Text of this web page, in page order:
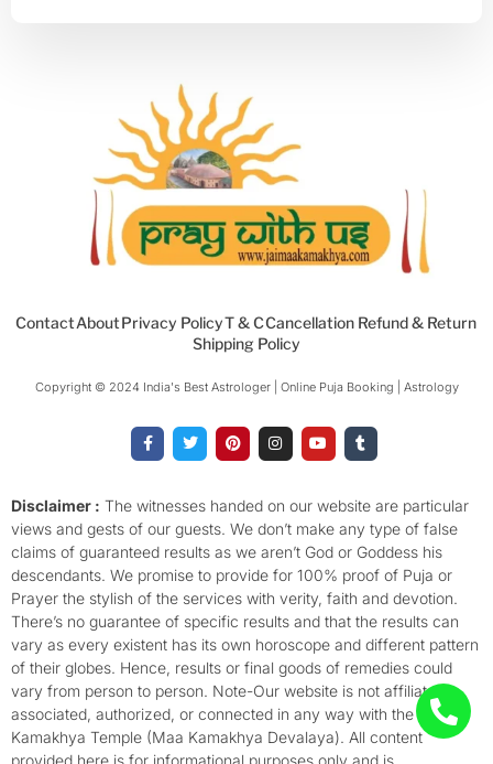
ContactAboutPrivacy PolicyT & CCancellation Refund & Return
Shipping Policy
Copyright © 2024 India's Best Astrologer | Online Puja Booking | Astrology​
a
c
o
o
k
-
f
w
i
e
r
i
n
r
e
s
t
n
s
g
r
a
m
o
u
b
e
u
m
r
Disclaimer : The witnesses handed on our website are particular
views and gests of our guests. We don’t make any type of false
claims of guaranteed results as we aren’t God or Goddess his
descendants. We promise to provide for 100% proof of Puja or
Prayer the stylish of the services with verity, faith and devotion.
There’s no guarantee of specific results and that the results can
vary as every existent has its own horoscope and different pattern
of their globes. Hence, results or final goods of remedies could
vary from person to person. Note-Our website is not affiliated,
associated, authorized, or connected in any way with the
Kamakhya Temple (Maa Kamakhya Devalaya). All content
provided here is for informational purposes only and is